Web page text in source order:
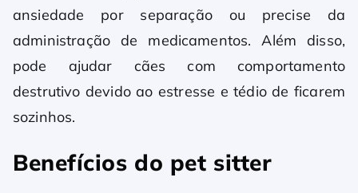
ansiedade por separação ou precise da
administração de medicamentos. Além disso,
pode ajudar cães com comportamento
destrutivo devido ao estresse e tédio de ficarem
sozinhos.
Benefícios do pet sitter